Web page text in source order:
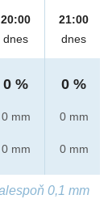
20:00
dnes
0 %
0 mm
0 mm
21:00
dnes
0 %
0 mm
0 mm
0,1 mm